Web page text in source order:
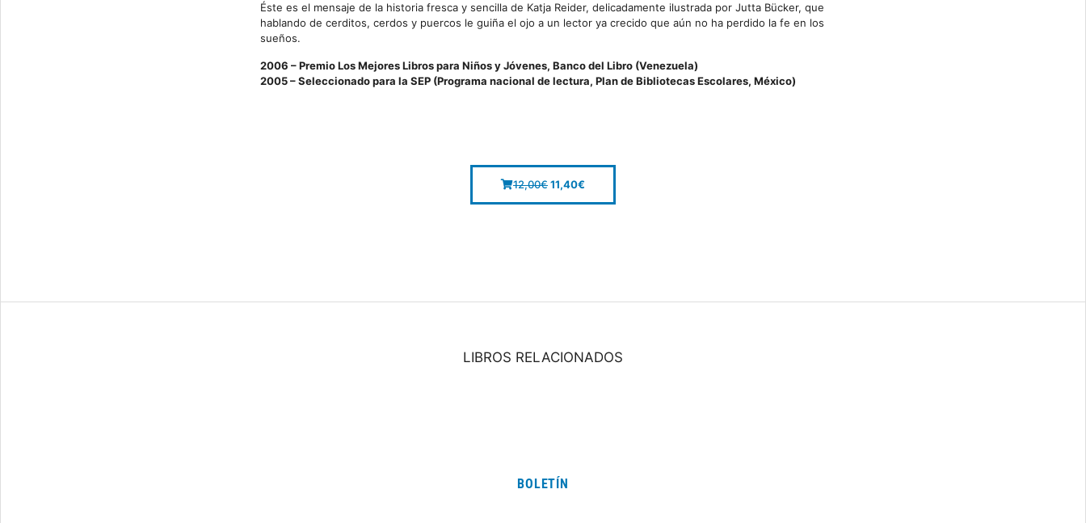
Éste es el mensaje de la historia fresca y sencilla de Katja Reider, delicadamente ilustrada por Jutta Bücker, que
hablando de cerditos, cerdos y puercos le guiña el ojo a un lector ya crecido que aún no ha perdido la fe en los
sueños.
2006 – Premio Los Mejores Libros para Niños y Jóvenes, Banco del Libro (Venezuela)
2005 – Seleccionado para la SEP (Programa nacional de lectura, Plan de Bibliotecas Escolares, México)
12,00€11,40€
LIBROS RELACIONADOS
BOLETÍN